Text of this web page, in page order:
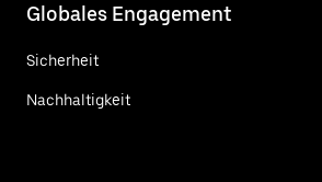
Globales Engagement
Sicherheit
Nachhaltigkeit